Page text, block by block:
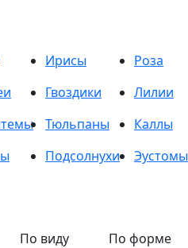
Ирисы
Роза
Гвоздики
Лилии
Тюльпаны
Каллы
Подсолнухи
Эустомы
По виду
По форме